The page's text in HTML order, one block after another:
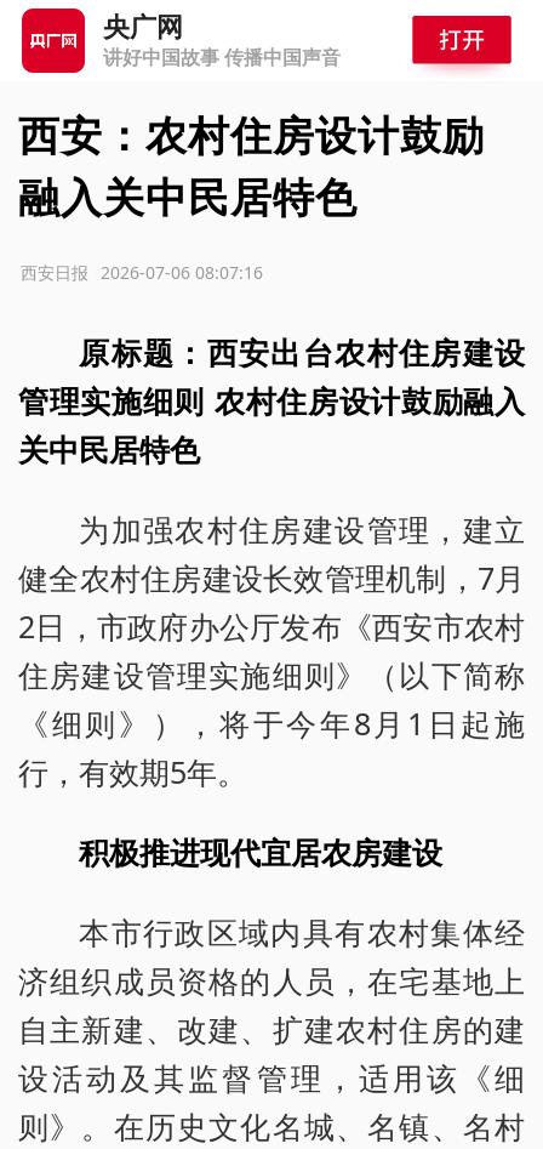
央广网
讲好中国故事 传播中国声音
西安：农村住房设计鼓励
融入关中民居特色
2026-07-06 08:07:16
西安日报
原标题：西安出台农村住房建设
管理实施细则 农村住房设计鼓励融入
关中民居特色
为加强农村住房建设管理，建立
健全农村住房建设长效管理机制，7月
2日，市政府办公厅发布《西安市农村
住房建设管理实施细则》（以下简称
《细则》），将于今年8月1日起施
行，有效期5年。
积极推进现代宜居农房建设
本市行政区域内具有农村集体经
济组织成员资格的人员，在宅基地上
自主新建、改建、扩建农村住房的建
设活动及其监督管理，适用该《细
则》。在历史文化名城、名镇、名村